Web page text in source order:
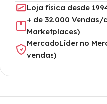
Loja física desde
+ de 32.000 Vendas/
Marketplaces)
MercadoLíder no
vendas)